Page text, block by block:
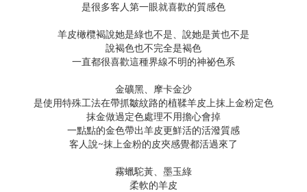
是很多客人第一眼就喜歡的質感色
羊皮橄欖褐說她是綠也不是、說她是黃也不是
說褐色也不完全是褐色
一直都很喜歡這種界線不明的神祕色系
金礦黑、摩卡金沙
是使用特殊工法在帶抓皺紋路的植鞣羊皮上抹上金粉定色
抹金做過定色處理不用擔心會掉
一點點的金色帶出羊皮更鮮活的活潑質感
客人說~抹上金粉的皮夾感覺都活過來了
霧蠟駝黃、墨玉綠
柔軟的羊皮